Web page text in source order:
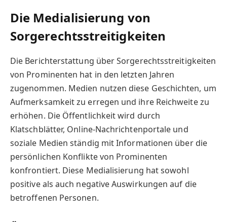
Die Medialisierung von
Sorgerechtsstreitigkeiten
Die Berichterstattung über Sorgerechtsstreitigkeiten
von Prominenten hat in den letzten Jahren
zugenommen. Medien nutzen diese Geschichten, um
Aufmerksamkeit zu erregen und ihre Reichweite zu
erhöhen. Die Öffentlichkeit wird durch
Klatschblätter, Online-Nachrichtenportale und
soziale Medien ständig mit Informationen über die
persönlichen Konflikte von Prominenten
konfrontiert. Diese Medialisierung hat sowohl
positive als auch negative Auswirkungen auf die
betroffenen Personen.